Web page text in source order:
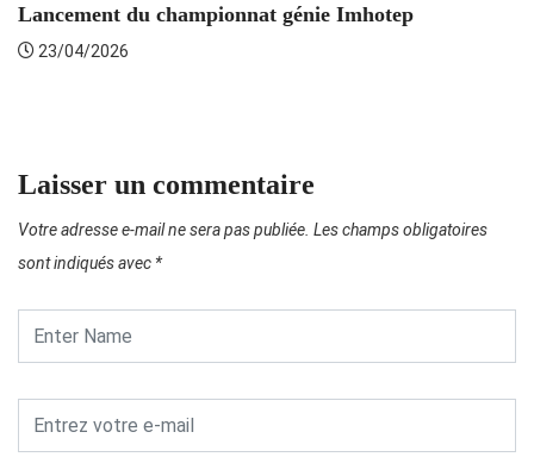
Lancement du championnat génie Imhotep
23/04/2026
Laisser un commentaire
Votre adresse e-mail ne sera pas publiée. Les champs obligatoires
sont indiqués avec *